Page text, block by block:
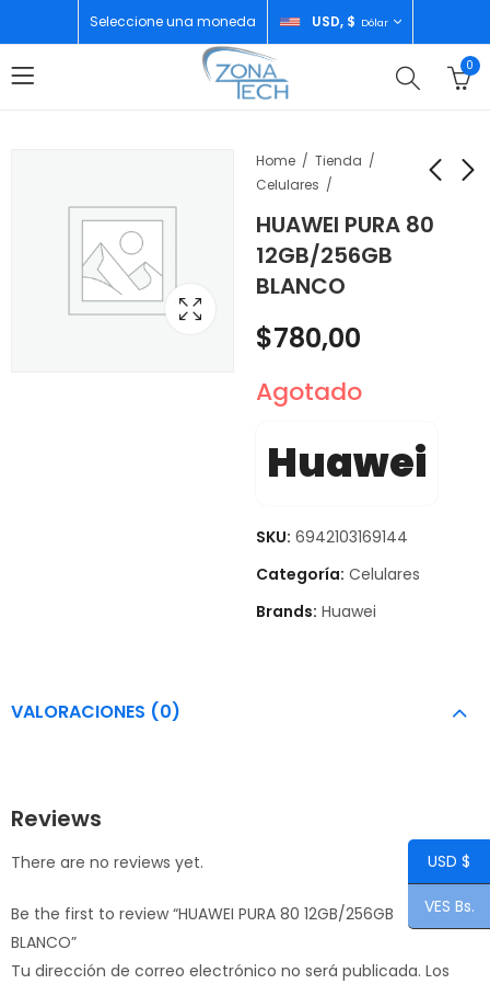
Seleccione una moneda USD, $ Dólar
0
Home
Tienda
Celulares
HUAWEI PURA 80
12GB/256GB
BLANCO
HUAWEI PURA 80
12GB/256GB
DORADO
$780,00
12GB/512GB ROJO
$1.022,00
$780,00
Agotado
Huawei
SKU: 6942103169144
Categoría: Celulares
Brands: Huawei
VALORACIONES (0)
Reviews
There are no reviews yet.
Be the first to review “HUAWEI PURA 80 12GB/256GB
BLANCO”
Tu dirección de correo electrónico no será publicada. Los
USD $
VES Bs.